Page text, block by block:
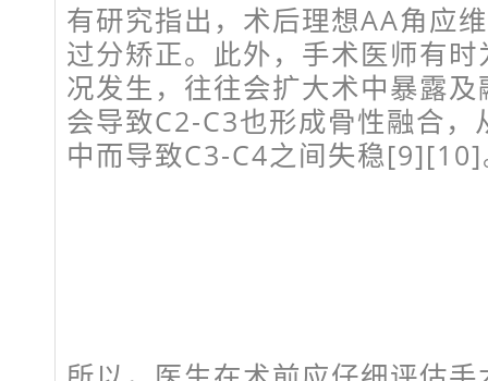
有研究指出，术后理想AA角应
过分矫正。此外，手术医师有
况发生，往往会扩大术中暴露
会导致C2-C3也形成骨性融合
中而导致C3-C4之间失稳